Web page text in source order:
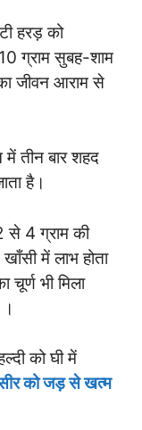
हरड़ को
ग्राम सुबह-शाम
जीवन आराम से
में तीन बार शहद
है।
से 4 ग्राम की
में लाभ होता
भी मिला
को घी में
को जड़ से खत्म